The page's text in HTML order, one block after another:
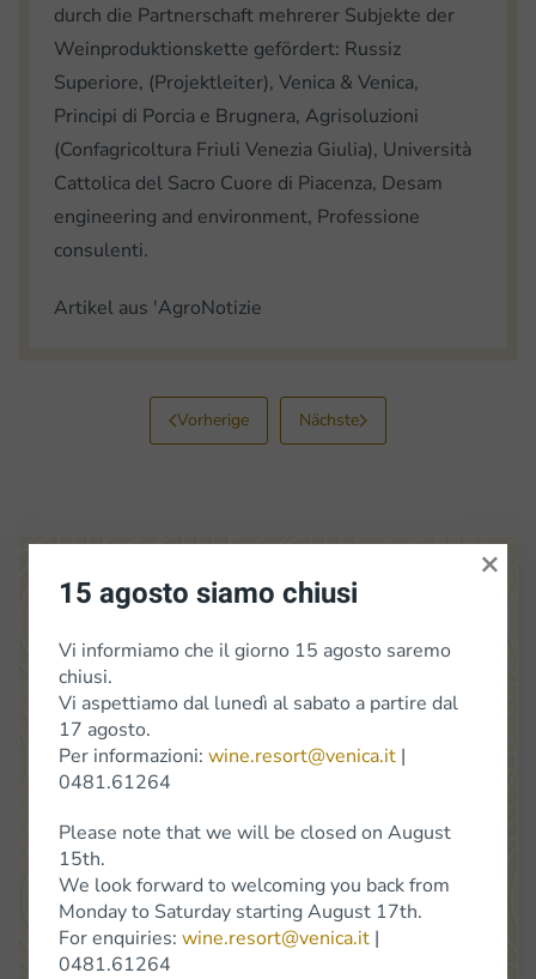
durch die Partnerschaft mehrerer Subjekte der
Weinproduktionskette gefördert: Russiz
Superiore, (Projektleiter), Venica & Venica,
Principi di Porcia e Brugnera, Agrisoluzioni
(Confagricoltura Friuli Venezia Giulia), Università
Cattolica del Sacro Cuore di Piacenza, Desam
engineering and environment, Professione
consulenti.
Artikel aus 'AgroNotizie
Vorherige Nächste
Venica&Venica
Standort Cerò 8 34070 Dolegna del Collio (Go)
Unser Verkaufsladen ist von Montag bis Samstag von 9.30 bis 18
Uhr geöffnet, ausgenommen im Januar, wo wir zusätzlich auch am
Samstag geschlossen bleiben.
Google Maps
15 agosto siamo chiusi
Vi informiamo che il giorno 15 agosto saremo
chiusi.
Vi aspettiamo dal lunedì al sabato a partire dal
17 agosto.
Per informazioni: wine.resort@venica.it |
0481.61264
Please note that we will be closed on August
15th.
We look forward to welcoming you back from
Monday to Saturday starting August 17th.
For enquiries: wine.resort@venica.it |
0481.61264
×